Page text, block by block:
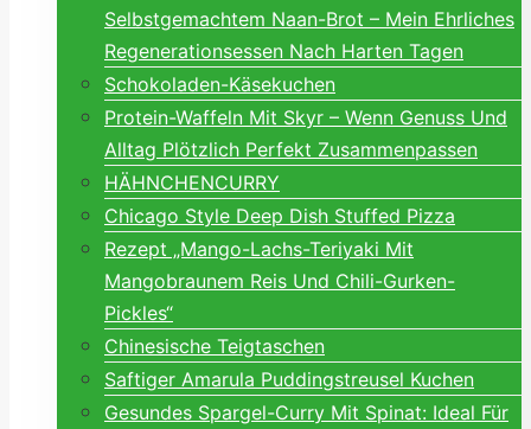
Selbstgemachtem Naan-Brot – Mein Ehrliches
Regenerationsessen Nach Harten Tagen
Schokoladen-Käsekuchen
Protein-Waffeln Mit Skyr – Wenn Genuss Und
Alltag Plötzlich Perfekt Zusammenpassen
HÄHNCHENCURRY
Chicago Style Deep Dish Stuffed Pizza
Rezept „Mango-Lachs-Teriyaki Mit
Mangobraunem Reis Und Chili-Gurken-
Pickles“
Chinesische Teigtaschen
Saftiger Amarula Puddingstreusel Kuchen
Gesundes Spargel-Curry Mit Spinat: Ideal Für